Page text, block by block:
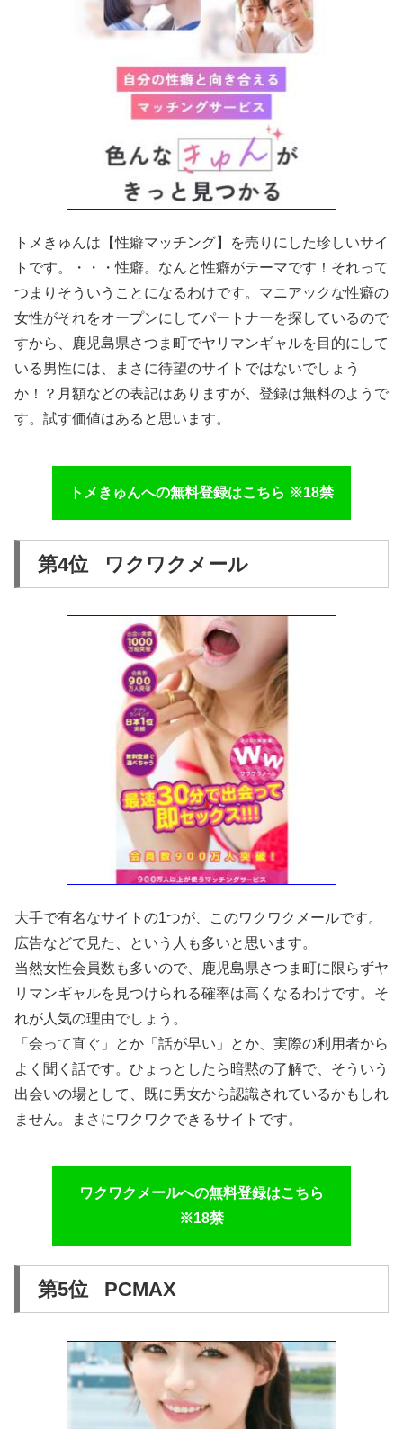
トメきゅんは【性癖マッチング】を売りにした珍しいサイ
トです。・・・性癖。なんと性癖がテーマです！それって
つまりそういうことになるわけです。マニアックな性癖の
女性がそれをオープンにしてパートナーを探しているので
すから、鹿児島県さつま町でヤリマンギャルを目的にして
いる男性には、まさに待望のサイトではないでしょう
か！？月額などの表記はありますが、登録は無料のようで
す。試す価値はあると思います。
トメきゅんへの無料登録はこちら ※18禁
第4位 ワクワクメール
大手で有名なサイトの1つが、このワクワクメールです。
広告などで見た、という人も多いと思います。
当然女性会員数も多いので、鹿児島県さつま町に限らずヤ
リマンギャルを見つけられる確率は高くなるわけです。そ
れが人気の理由でしょう。
「会って直ぐ」とか「話が早い」とか、実際の利用者から
よく聞く話です。ひょっとしたら暗黙の了解で、そういう
出会いの場として、既に男女から認識されているかもしれ
ません。まさにワクワクできるサイトです。
ワクワクメールへの無料登録はこちら
※18禁
第5位 PCMAX